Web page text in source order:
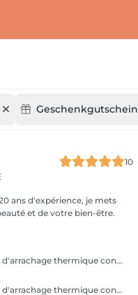
Geschenkgutschein
10
ans d'expérience, je mets
et de votre bien-être.
L'Épilation à la Cire Douce est un soin d'arrachage thermique conçu pour éliminer les poils à la racine tout en respectant l'extrême fragilité de l'épiderme. Formulée à base d'ingrédients apaisants et hypoallergéniques, notre cire est parfaitement adaptée aux peaux sensibles et adhère uniquement aux poils sans coller à la peau pour limiter l'impact du retrait. Appliquée à basse température, sa douce chaleur dilate les pores pour retirer le poil avec son bulbe sans douleur excessive ni sensation de brûlure. Ce soin préserve la barrière cutanée, prévenant ainsi les irritations, les rougeurs persistantes et les petits boutons post-épilatoires. Idéale pour toutes les zones du corps et du visage, cette méthode garantit une peau incroyablement lisse, douce et nette pendant 3 à 4 semaines.
L'Épilation à la Cire Douce est un soin d'arrachage thermique conçu pour éliminer les poils à la racine tout en respectant l'extrême fragilité de l'épiderme. Formulée à base d'ingrédients apaisants et hypoallergéniques, notre cire est parfaitement adaptée aux peaux sensibles et adhère uniquement aux poils sans coller à la peau pour limiter l'impact du retrait. Appliquée à basse température, sa douce chaleur dilate les pores pour retirer le poil avec son bulbe sans douleur excessive ni sensation de brûlure. Ce soin préserve la barrière cutanée, prévenant ainsi les irritations, les rougeurs persistantes et les petits boutons post-épilatoires. Idéale pour toutes les zones du corps et du visage, cette méthode garantit une peau incroyablement lisse, douce et nette pendant 3 à 4 semaines.